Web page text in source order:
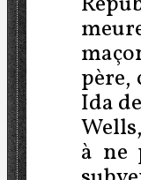
père,
Ida
à ne